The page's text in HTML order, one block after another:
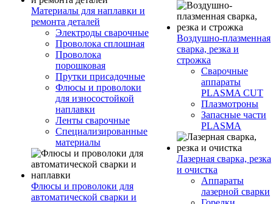
Материалы для наплавки и
ремонта деталей
Электроды сварочные
Проволока сплошная
Проволока
порошковая
Прутки присадочные
Флюсы и проволоки
для износостойкой
наплавки
Ленты сварочные
Специализированные
материалы
Флюсы и проволоки для
автоматической сварки и
Воздушно-плазменная
сварка, резка и
строжка
Сварочные
аппараты
PLASMA CUT
Плазмотроны
Запасные части
PLASMA
Лазерная сварка, резка
и очистка
Аппараты
лазерной сварки